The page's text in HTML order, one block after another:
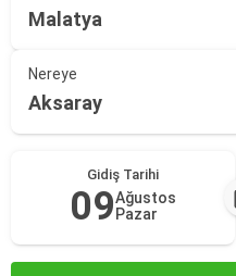
Malatya
Nereye
Aksaray
Gidiş Tarihi
09Ağustos
Pazar